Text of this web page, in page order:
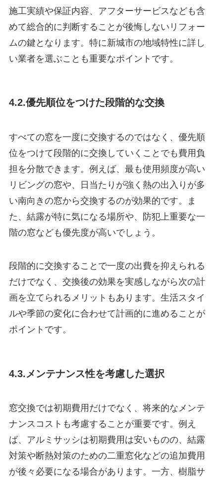
施工実績や保証内容、アフターサービスなども含
めて総合的に判断することが後悔しないリフォー
ムの鍵となります。特に新城市の地域特性に詳し
い業者を選ぶことも重要なポイントです。
4.2.優先順位をつけた段階的な交換
すべての窓を一度に交換するのではなく、優先順
位をつけて段階的に交換していくことでも費用負
担を分散できます。例えば、最も使用頻度が高い
リビングの窓や、日当たりが強く熱の出入りが多
い南向きの窓から交換するのが効果的です。ま
た、結露が特に気になる場所や、防犯上重要な一
階の窓なども優先度が高いでしょう。
段階的に交換することで一度の出費を抑えられる
だけでなく、交換後の効果を実感しながら次の計
画を立てられるメリットもあります。生活スタイ
ルや季節の変化に合わせて計画的に進めることが
ポイントです。
4.3.メンテナンス性を考慮した選択
窓交換では初期費用だけでなく、将来的なメンテ
ナンスコストも考慮することが重要です。例え
ば、アルミサッシは初期費用は安いものの、結露
対策や断熱対策のための二重窓化などの追加費用
が後々必要になる場合があります。一方、樹脂サ